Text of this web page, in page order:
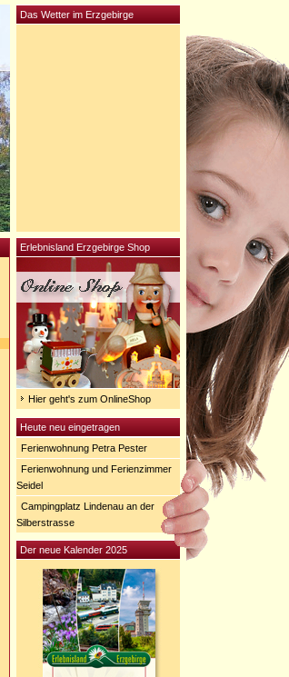
Erlebnisland Erzgebirge Shop
Hier geht's zum OnlineShop
Heute neu eingetragen
Ferienwohnung Petra Pester
Ferienwohnung und Ferienzimmer
Seidel
Campingplatz Lindenau an der
Silberstrasse
Der neue Kalender 2025
Das Wetter im Erzgebirge